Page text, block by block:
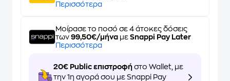
Περισσότερα
Μοίρασε το ποσό σε 4 άτοκες δόσεις
των 99,50€/μήνα με Snappi Pay Later
Περισσότερα
20€ Public επιστροφή στο Wallet, με
την 1η αγορά σου με Snappi Pay